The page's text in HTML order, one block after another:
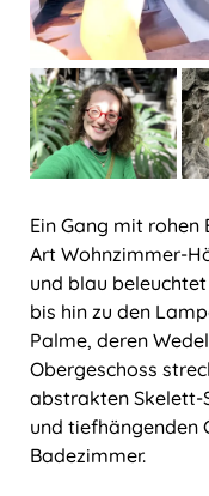
Ein Gang mit
Art Wohnzimmer-
und blau
bis hin zu den
Palme, deren
Obergeschoss
abstrakten Skelett-
und tiefhängenden
Badezimmer.